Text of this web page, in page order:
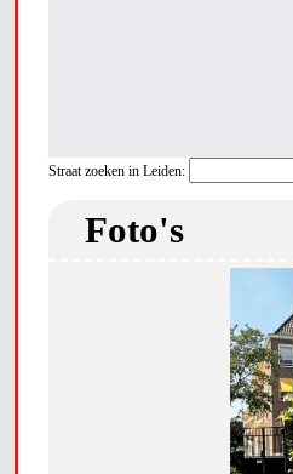
Straat zoeken in Leiden:
Foto's